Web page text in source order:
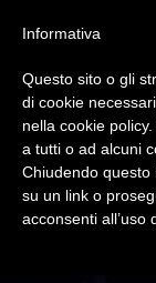
Informativa
Questo sito o gli
di cookie
nella cookie
a tutti o ad alcuni
Chiudendo
su un link o
acconsenti all’uso